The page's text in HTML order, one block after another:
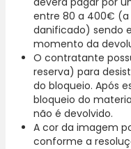
entre 80 a 400€ (a
danificado) sendo
momento da
O contratante
reserva) para
do bloqueio. Após
bloqueio do
não é devolvido.
A cor da imagem
conforme a